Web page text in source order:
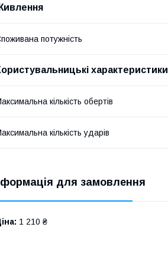
потужність
характеристики
кількість обертів
кількість ударів
для замовлення
1 210 ₴